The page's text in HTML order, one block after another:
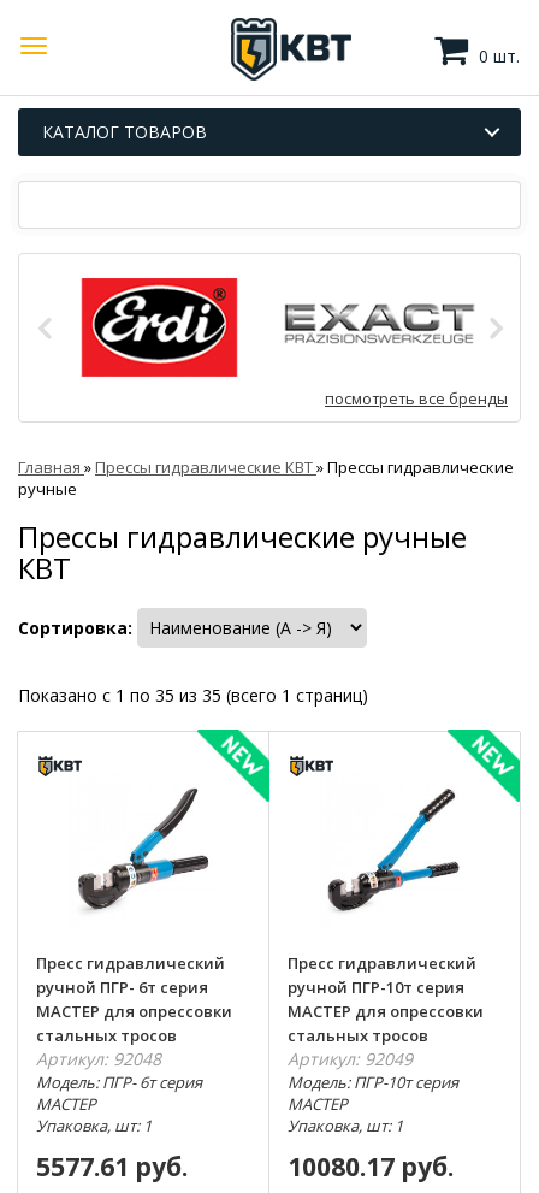
0 шт.
КАТАЛОГ ТОВАРОВ
посмотреть все бренды
Главная »Прессы гидравлические КВТ»Прессы гидравлические
ручные
Прессы гидравлические ручные
КВТ
Сортировка:
Показано с 1 по 35 из 35 (всего 1 страниц)
Пресс гидравлический
ручной ПГР- 6т серия
МАСТЕР для опрессовки
стальных тросов
Артикул: 92048
Модель: ПГР- 6т серия
МАСТЕР
Упаковка, шт: 1
5577.61 руб.
Пресс гидравлический
ручной ПГР-10т серия
МАСТЕР для опрессовки
стальных тросов
Артикул: 92049
Модель: ПГР-10т серия
МАСТЕР
Упаковка, шт: 1
10080.17 руб.